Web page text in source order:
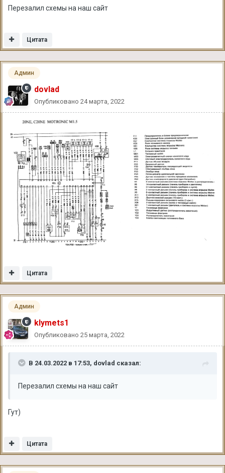
Перезалил схемы на наш сайт
Цитата
Админ
dovlad
Опубликовано 24 марта, 2022
Цитата
Админ
klymets1
Опубликовано 25 марта, 2022
В 24.03.2022 в 17:53, dovlad сказал:
Перезалил схемы на наш сайт
Гут)
Цитата